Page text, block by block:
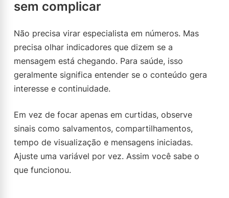
sem complicar
Não precisa virar especialista em números. Mas
precisa olhar indicadores que dizem se a
mensagem está chegando. Para saúde, isso
geralmente significa entender se o conteúdo gera
interesse e continuidade.
Em vez de focar apenas em curtidas, observe
sinais como salvamentos, compartilhamentos,
tempo de visualização e mensagens iniciadas.
Ajuste uma variável por vez. Assim você sabe o
que funcionou.